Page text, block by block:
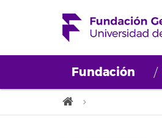
Fundación